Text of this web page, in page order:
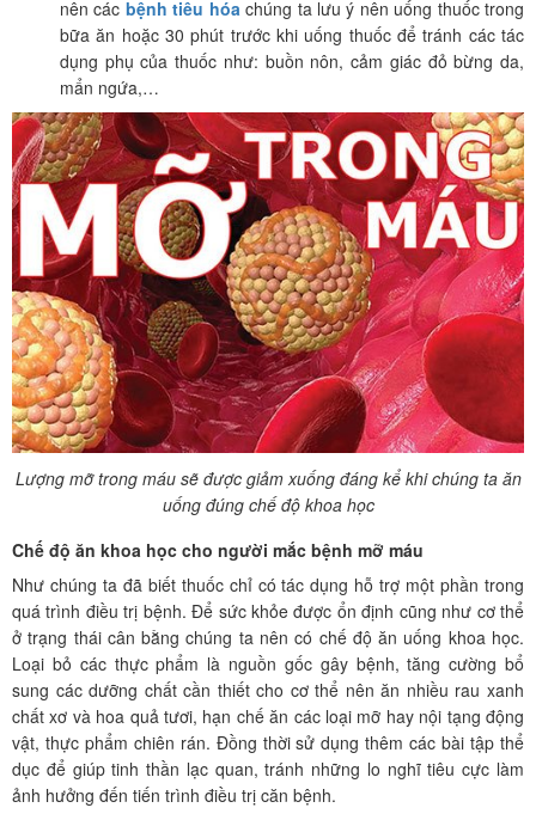
nên các bệnh tiêu hóachúng ta lưu ý nên uống thuốc trong
bữa ăn hoặc 30 phút trước khi uống thuốc để tránh các tác
dụng phụ của thuốc như: buồn nôn, cảm giác đỏ bừng da,
mẩn ngứa,…
Lượng mỡ trong máu sẽ được giảm xuống đáng kể khi chúng ta ăn
uống đúng chế độ khoa học
Chế độ ăn khoa học cho người mắc bệnh mỡ máu
Như chúng ta đã biết thuốc chỉ có tác dụng hỗ trợ một phần trong
quá trình điều trị bệnh. Để sức khỏe được ổn định cũng như cơ thể
ở trạng thái cân bằng chúng ta nên có chế độ ăn uống khoa học.
Loại bỏ các thực phẩm là nguồn gốc gây bệnh, tăng cường bổ
sung các dưỡng chất cần thiết cho cơ thể nên ăn nhiều rau xanh
chất xơ và hoa quả tươi, hạn chế ăn các loại mỡ hay nội tạng động
vật, thực phẩm chiên rán. Đồng thời sử dụng thêm các bài tập thể
dục để giúp tinh thần lạc quan, tránh những lo nghĩ tiêu cực làm
ảnh hưởng đến tiến trình điều trị căn bệnh.